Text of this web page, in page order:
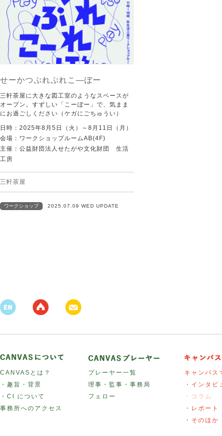
せーかつぷれぷれこ―ぼー
三軒茶屋に大きな図工室のようなスペースが
オープン。すずしい「こーぼー」で、気まま
にお過ごしください（ケガにごちゅうい）
日時：2025年8月5日（火）～8月11日（月）
会場：ワークショップルームAB(4F)
主催：公益財団法人せたがや文化財団 生活
工房
三軒茶屋
ワークショップ 2025.07.09 WED UPDATE
CANVASとは？
・趣旨・背景
・CI について
事務所へのアクセス
プレーヤー一覧
理事・監事・事務局
フェロー
キャンバス
・インタビ
・コラム
・レポート
・そのほか